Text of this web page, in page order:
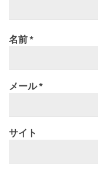
名前*
メール*
サイト